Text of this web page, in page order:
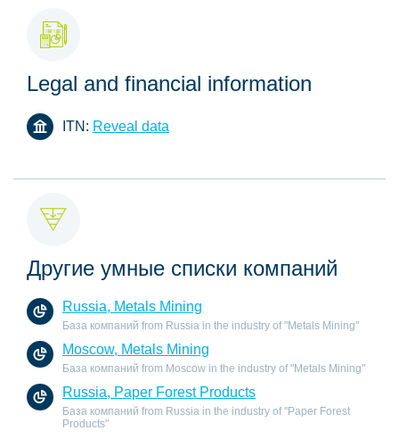
Legal and financial information
ITN: Reveal data
Другие умные списки компаний
Russia, Metals Mining
База компаний from Russia in the industry of "Metals Mining"
Moscow, Metals Mining
База компаний from Moscow in the industry of "Metals Mining"
Russia, Paper Forest Products
База компаний from Russia in the industry of "Paper Forest
Products"